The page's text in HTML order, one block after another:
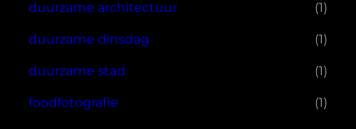
duurzame architectuur (1)
duurzame dinsdag (1)
duurzame stad (1)
foodfotografie (1)